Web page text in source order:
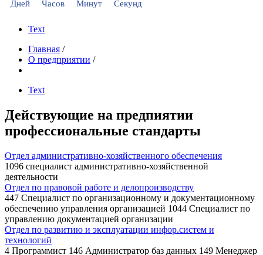
Дней Часов Минут Секунд
Text
Главная /
О предприятии /
Text
Действующие на предпиятии
профессиональные стандарты
Отдел административно-хозяйственного обеспечения
1096 специалист административно-хозяйственной
деятельности
Отдел по правовой работе и делопроизводству
447 Специалист по организационному и документационному
обеспечению управления организацией 1044 Специалист по
управлению документацией организации
Отдел по развитию и эксплуатации инфор.систем и
технологий
4 Программист 146 Администратор баз данных 149 Менеджер